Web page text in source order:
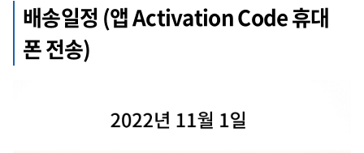
배송일정 (앱 Activation Code 휴대
폰 전송)